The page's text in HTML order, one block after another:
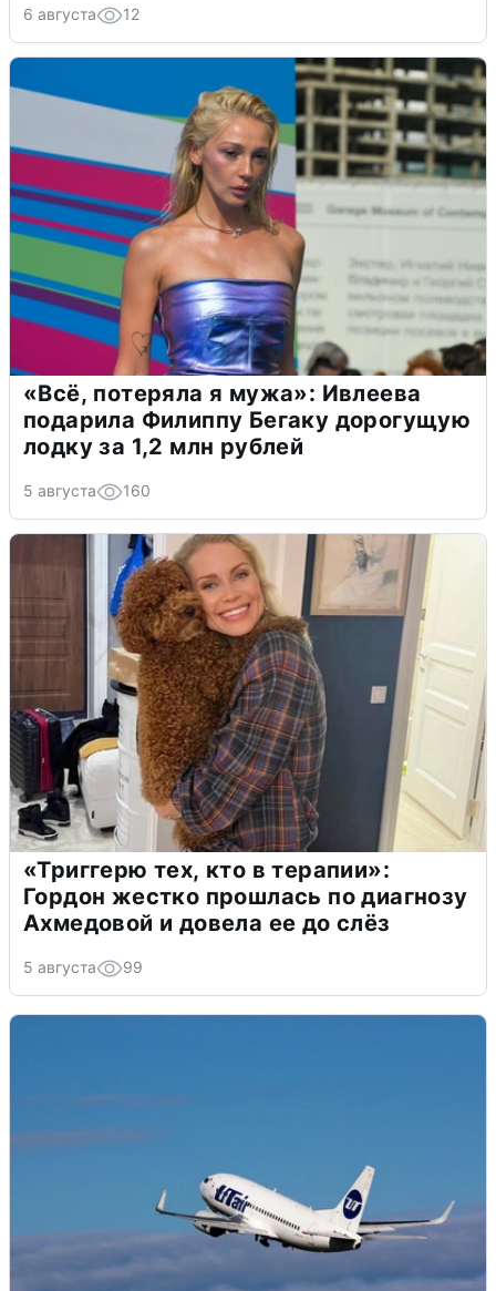
6 августа 12
«Всё, потеряла я мужа»: Ивлеева
подарила Филиппу Бегаку дорогущую
лодку за 1,2 млн рублей
5 августа 160
«Триггерю тех, кто в терапии»:
Гордон жестко прошлась по диагнозу
Ахмедовой и довела ее до слёз
5 августа 99